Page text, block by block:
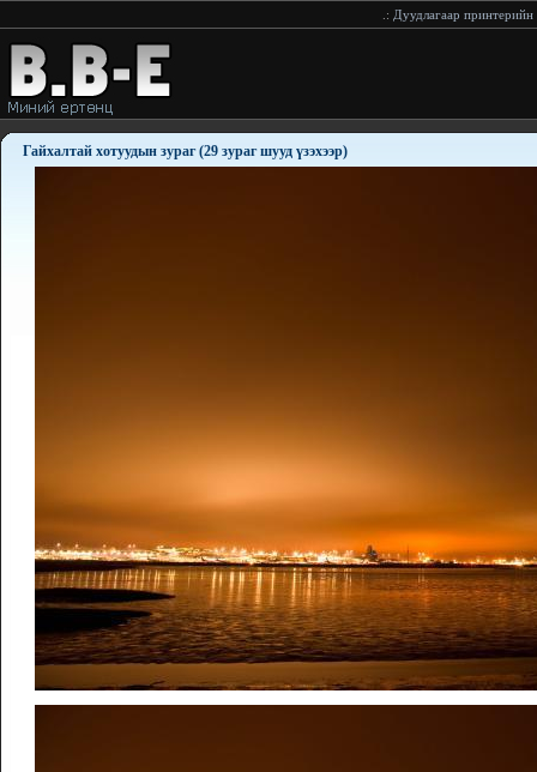
Дуудлагаар принтерийн хор хүргэнэ. 94008233 :..:Дуудлагаар
Гайхалтай хотуудын зураг (29 зураг шууд үзэхээр)